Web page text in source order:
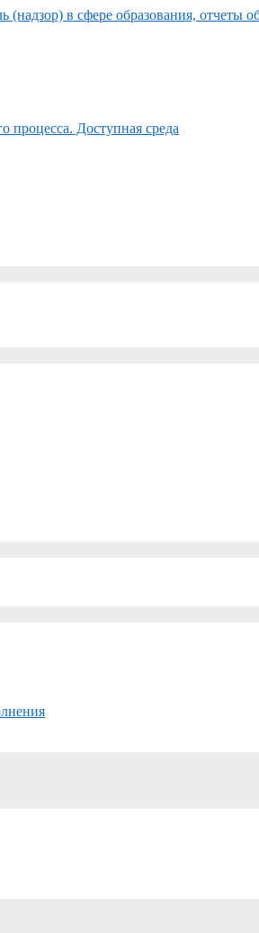
в сфере образования,
процесса. Доступная среда